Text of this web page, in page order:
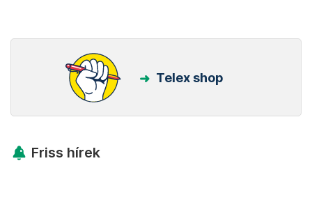
Telex shop
Friss hírek